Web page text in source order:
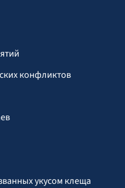
конфликтов
укусом клеща